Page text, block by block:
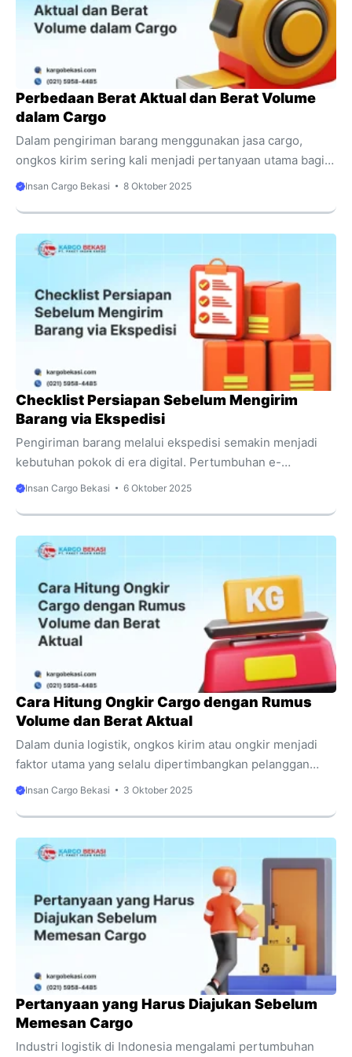
jumlah besar. Dengan tingginya aktivitas pengiriman,
informasi mengenai ongkos kirim menjadi kebutuhan
Perbedaan Berat Aktual dan Berat Volume
dalam Cargo
Dalam pengiriman barang menggunakan jasa cargo,
ongkos kirim sering kali menjadi pertanyaan utama bagi
pelanggan. Banyak orang masih menganggap biaya kirim
perusahaan ekspedisi menerapkan dua metode
perhitungan yang berbeda, yaitu berat aktual dan berat
volume. Keduanya dapat menghasilkan ongkos yang
berbeda cukup jauh. Data industri e-commerce Indonesia
tahun 2024 menunjukkan bahwa sekitar 35% barang yang
dikirim berukuran besar namun ringan, seperti sofa, kursi
plastik, atau bantal. Barang-barang ini memakan ruang
Insan Cargo Bekasi 8 Oktober 2025
Checklist Persiapan Sebelum Mengirim
Barang via Ekspedisi
Pengiriman barang melalui ekspedisi semakin menjadi
kebutuhan pokok di era digital. Pertumbuhan e-
commerce dan distribusi logistik membuat volume
laporan Asosiasi Logistik Indonesia (ALI) tahun 2024,
aktivitas ekspedisi di Indonesia naik lebih dari 27%
dibanding tahun sebelumnya. Kenaikan ini menandakan
bahwa semakin banyak individu maupun pelaku usaha
yang bergantung pada jasa ekspedisi untuk mengirim
barang ke berbagai tujuan. Namun, banyak pelanggan
masih kurang memahami langkah-langkah yang harus
dilakukan sebelum mengirim barang. Akibatnya, sering
muncul masalah ...
Insan Cargo Bekasi 6 Oktober 2025
Cara Hitung Ongkir Cargo dengan Rumus
Volume dan Berat Aktual
Dalam dunia logistik, ongkos kirim atau ongkir menjadi
faktor utama yang selalu dipertimbangkan pelanggan
sebelum menggunakan jasa ekspedisi. Banyak orang
barang. Padahal, perusahaan cargo menggunakan dua
metode perhitungan yang berbeda, yaitu berdasarkan
berat aktual dan berat volume. Kedua metode ini bisa
menghasilkan biaya yang berbeda signifikan. Data
Asosiasi Logistik Indonesia (ALI) tahun 2024 mencatat,
lebih dari 40% barang kiriman e-commerce di Indonesia
dihitung menggunakan volume karena barang berukuran
Insan Cargo Bekasi 3 Oktober 2025
Pertanyaan yang Harus Diajukan Sebelum
Memesan Cargo
Industri logistik di Indonesia mengalami pertumbuhan